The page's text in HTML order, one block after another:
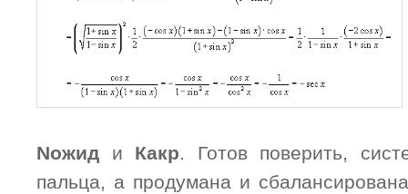
Nожид и Какр. Готов поверить,
пальца, а продумана и